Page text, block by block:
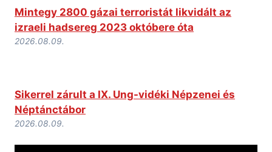
Mintegy 2800 gázai terroristát likvidált az
izraeli hadsereg 2023 októbere óta
2026.08.09.
Sikerrel zárult a IX. Ung-vidéki Népzenei és
Néptánctábor
2026.08.09.